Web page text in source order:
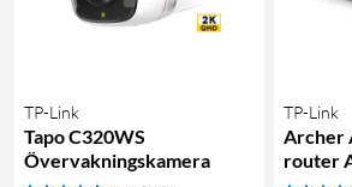
TP-Link
Tapo C320WS
Övervakningskamera
TP-Link
Archer
router